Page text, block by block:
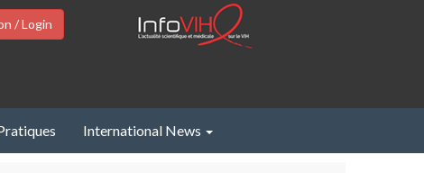
/ Login
International News